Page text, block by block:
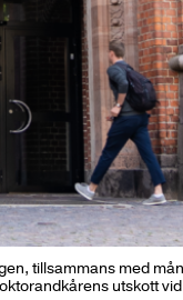
tillsammans med
utskott